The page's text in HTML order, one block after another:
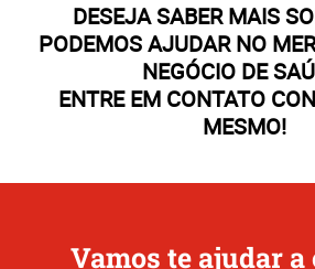
DESEJA SABER MAIS
PODEMOS AJUDAR NO
NEGÓCIO DE
ENTRE EM CONTATO
MESMO!
Vamos te ajudar a